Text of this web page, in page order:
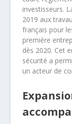
investisseurs.
2019 aux
français pour
première
dès 2020. Cet
sécurité a
un acteur de